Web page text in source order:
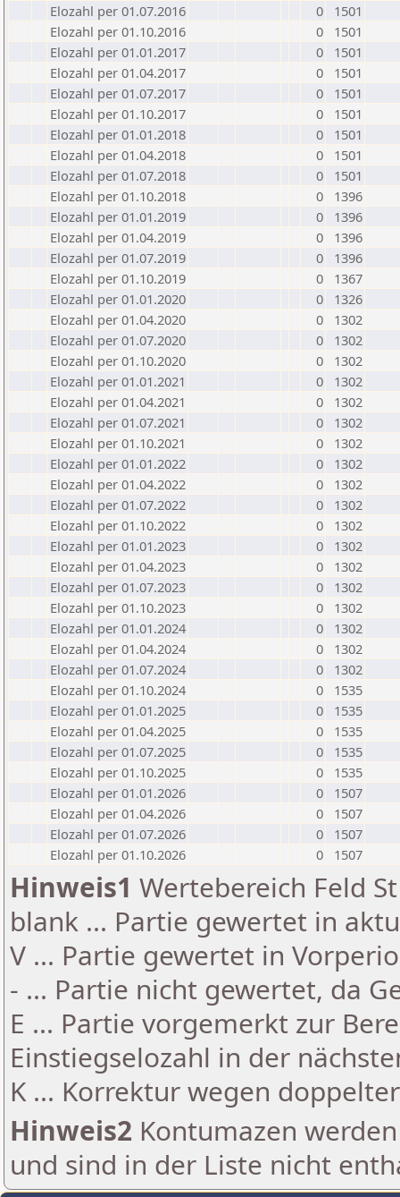
Elozahl per 01.07.2016
0
1501
Elozahl per 01.10.2016
0
1501
Elozahl per 01.01.2017
0
1501
Elozahl per 01.04.2017
0
1501
Elozahl per 01.07.2017
0
1501
Elozahl per 01.10.2017
0
1501
Elozahl per 01.01.2018
0
1501
Elozahl per 01.04.2018
0
1501
Elozahl per 01.07.2018
0
1501
Elozahl per 01.10.2018
0
1396
Elozahl per 01.01.2019
0
1396
Elozahl per 01.04.2019
0
1396
Elozahl per 01.07.2019
0
1396
Elozahl per 01.10.2019
0
1367
Elozahl per 01.01.2020
0
1326
Elozahl per 01.04.2020
0
1302
Elozahl per 01.07.2020
0
1302
Elozahl per 01.10.2020
0
1302
Elozahl per 01.01.2021
0
1302
Elozahl per 01.04.2021
0
1302
Elozahl per 01.07.2021
0
1302
Elozahl per 01.10.2021
0
1302
Elozahl per 01.01.2022
0
1302
Elozahl per 01.04.2022
0
1302
Elozahl per 01.07.2022
0
1302
Elozahl per 01.10.2022
0
1302
Elozahl per 01.01.2023
0
1302
Elozahl per 01.04.2023
0
1302
Elozahl per 01.07.2023
0
1302
Elozahl per 01.10.2023
0
1302
Elozahl per 01.01.2024
0
1302
Elozahl per 01.04.2024
0
1302
Elozahl per 01.07.2024
0
1302
Elozahl per 01.10.2024
0
1535
Elozahl per 01.01.2025
0
1535
Elozahl per 01.04.2025
0
1535
Elozahl per 01.07.2025
0
1535
Elozahl per 01.10.2025
0
1535
Elozahl per 01.01.2026
0
1507
Elozahl per 01.04.2026
0
1507
Elozahl per 01.07.2026
0
1507
Elozahl per 01.10.2026
0 1507
Hinweis1 Wertebereich Feld
blank ... Partie gewertet in
V ... Partie gewertet in
- ... Partie nicht gewertet, da
E ... Partie vorgemerkt zur
Einstiegselozahl in der
K ... Korrektur wegen
Hinweis2 Kontumazen
und sind in der Liste nicht